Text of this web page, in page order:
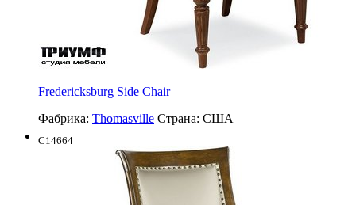
Fredericksburg Side Chair
Фабрика: Thomasville Страна: США
C14664